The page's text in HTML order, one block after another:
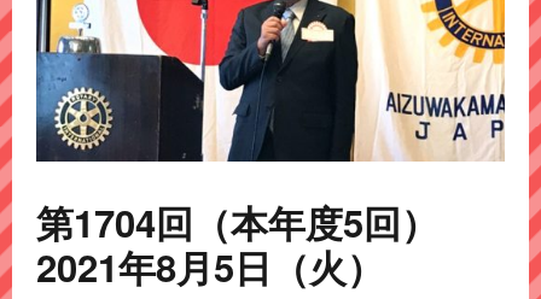
第1704回（本年度5回）
2021年8月5日（火）